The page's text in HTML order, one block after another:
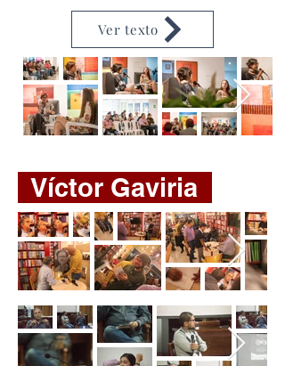
Ver texto
Víctor Gaviria